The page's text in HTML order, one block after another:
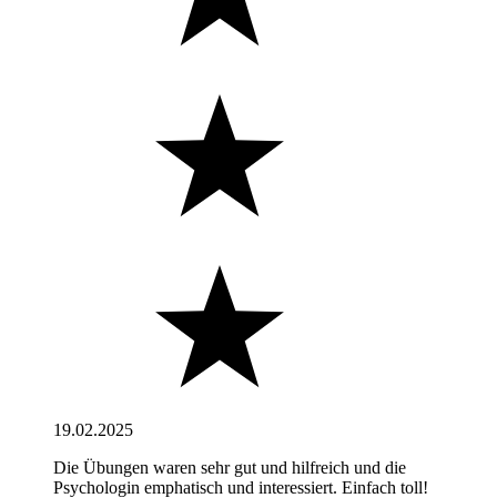
19.02.2025
Die Übungen waren sehr gut und hilfreich und die
Psychologin emphatisch und interessiert. Einfach toll!